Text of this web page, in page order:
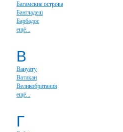
Багамские острова
Бангладеш
Барбадос
ещё...
В
Вануату
Ватикан
Великобритания
ещё...
Г